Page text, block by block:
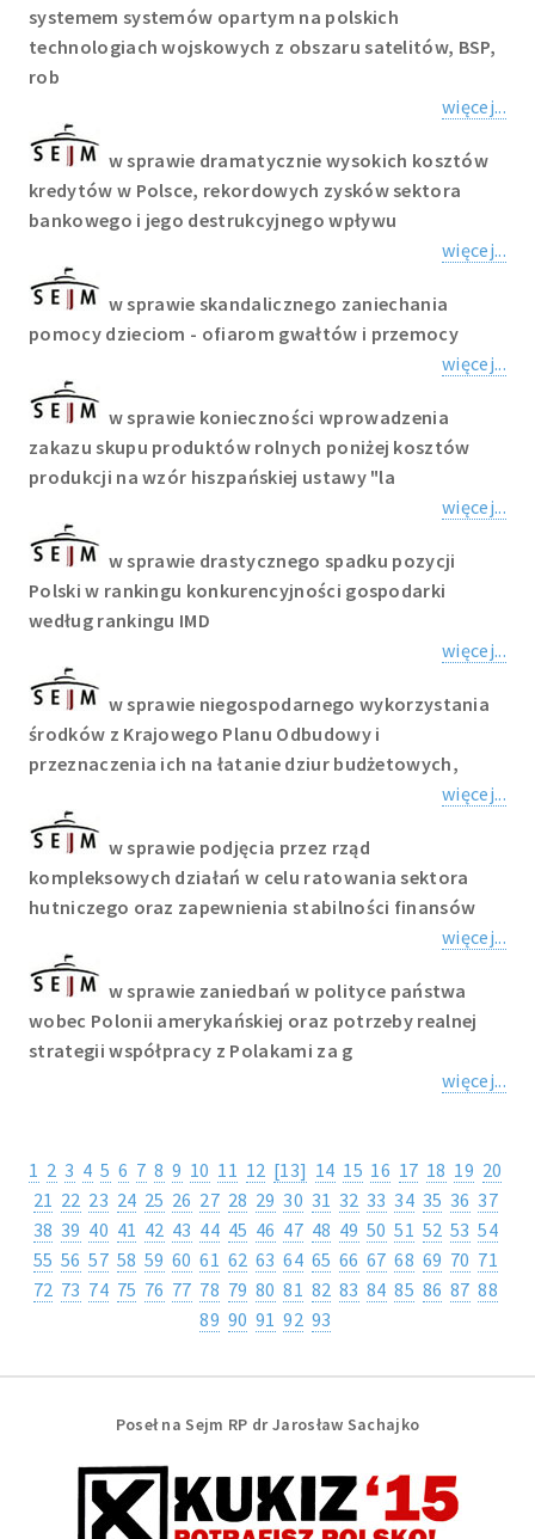
systemem systemów opartym na polskich
technologiach wojskowych z obszaru satelitów, BSP,
rob
więcej...
w sprawie dramatycznie wysokich kosztów
kredytów w Polsce, rekordowych zysków sektora
bankowego i jego destrukcyjnego wpływu
więcej...
w sprawie skandalicznego zaniechania
pomocy dzieciom - ofiarom gwałtów i przemocy
więcej...
w sprawie konieczności wprowadzenia
zakazu skupu produktów rolnych poniżej kosztów
produkcji na wzór hiszpańskiej ustawy "la
więcej...
w sprawie drastycznego spadku pozycji
Polski w rankingu konkurencyjności gospodarki
według rankingu IMD
więcej...
w sprawie niegospodarnego wykorzystania
środków z Krajowego Planu Odbudowy i
przeznaczenia ich na łatanie dziur budżetowych,
więcej...
w sprawie podjęcia przez rząd
kompleksowych działań w celu ratowania sektora
hutniczego oraz zapewnienia stabilności finansów
więcej...
w sprawie zaniedbań w polityce państwa
wobec Polonii amerykańskiej oraz potrzeby realnej
strategii współpracy z Polakami za g
więcej...
1 2 3 4 5 6 7 8 9 10 11 12 [13] 14 15 16 17 18 19 20
21 22 23 24 25 26 27 28 29 30 31 32 33 34 35 36 37
38 39 40 41 42 43 44 45 46 47 48 49 50 51 52 53 54
55 56 57 58 59 60 61 62 63 64 65 66 67 68 69 70 71
72 73 74 75 76 77 78 79 80 81 82 83 84 85 86 87 88
89 90 91 92 93
Poseł na Sejm RP dr Jarosław Sachajko